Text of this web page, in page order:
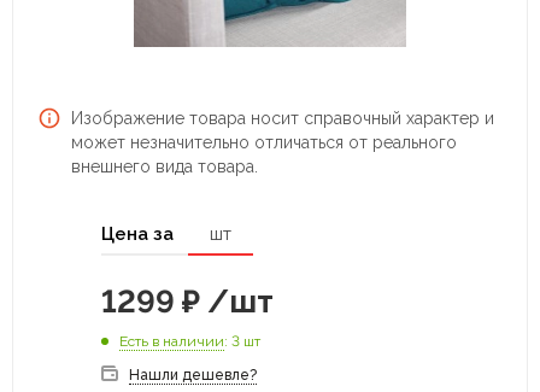
Изображение товара носит справочный характер и
может незначительно отличаться от реального
внешнего вида товара.
Цена за шт
1299 ₽ /шт
Есть в наличии: 3 шт
Нашли дешевле?